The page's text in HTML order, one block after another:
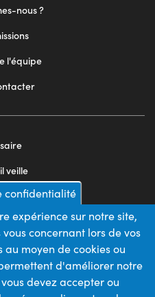
nous ?
l'équipe
veille
légales
site
confidentialité
expérience sur notre site,
concernant lors de vos
au moyen de cookies ou
d'améliorer notre
devez accepter ou